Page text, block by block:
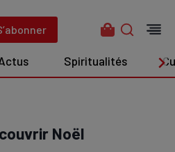
Spiritualités Culture
Spiritualités
Noël